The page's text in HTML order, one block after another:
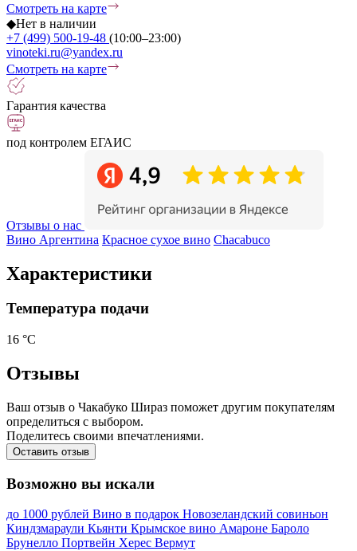
Смотреть на карте
◆Нет в наличии
+7 (499) 500-19-48 (10:00–23:00)
vinoteki.ru@yandex.ru
Смотреть на карте
Гарантия качества
под контролем ЕГАИС
Отзывы о нас
Вино Аргентина Красное сухое вино Сhacabuco
Характеристики
Температура подачи
16 °С
Отзывы
Ваш отзыв о Чакабуко Шираз поможет другим покупателям
определиться с выбором.
Поделитесь своими впечатлениями.
Оставить отзыв
Возможно вы искали
до 1000 рублей Вино в подарок Новозеландский совиньон
Киндзмараули Кьянти Крымское вино Амароне Бароло
Брунелло Портвейн Херес Вермут